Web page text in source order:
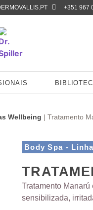
+351 967
Wellbeing | Tratamento
Body Spa -
Tratamento
sensibilizada,